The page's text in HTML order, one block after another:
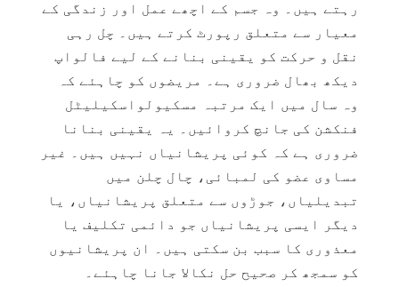
رہتے ہیں۔ وہ جسم کے اچھے عمل اور زندگی کے
معیار سے متعلق رپورٹ کرتے ہیں۔ چل رہی
نقل و حرکت کو یقینی بنانے کے لیے فالواپ
دیکھ بھال ضروری ہے۔ مریضوں کو چاہئے کہ
وہ سال میں ایک مرتبہ مسکیولواسکیلیٹل
فنکشن کی جانچ کروائيں۔ یہ یقینی بنانا
ضروری ہے کہ کوئی پریشانیاں نہیں ہیں۔ غیر
مساوی عضو کی لمبائی، چال چلن میں
تبدیلیاں، جوڑوں سے متعلق پریشانیاں، یا
دیگر ایسی پریشانیاں جو دائمی تکلیف یا
معذوری کا سبب بن سکتی ہیں۔ ان پریشانیوں
کو سمجھ کر صحیح حل نکالا جانا چاہئے۔